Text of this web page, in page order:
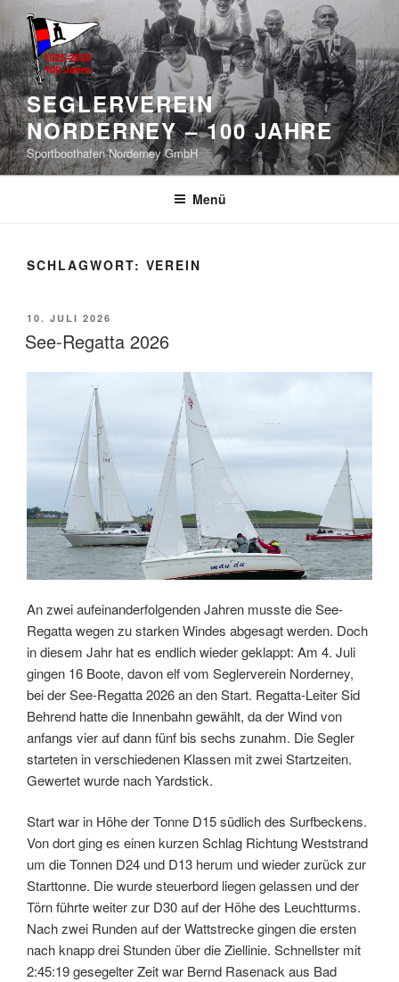
Inhalt
springen
SEGLERVEREIN
NORDERNEY – 100 JAHRE
Sportboothafen Norderney GmbH
Menü
SCHLAGWORT: VEREIN
VERÖFFENTLICHT
AM
10. JULI 2026
See-Regatta 2026
An zwei aufeinanderfolgenden Jahren musste die See-
Regatta wegen zu starken Windes abgesagt werden. Doch
in diesem Jahr hat es endlich wieder geklappt: Am 4. Juli
gingen 16 Boote, davon elf vom Seglerverein Norderney,
bei der See-Regatta 2026 an den Start. Regatta-Leiter Sid
Behrend hatte die Innenbahn gewählt, da der Wind von
anfangs vier auf dann fünf bis sechs zunahm. Die Segler
starteten in verschiedenen Klassen mit zwei Startzeiten.
Gewertet wurde nach Yardstick.
Start war in Höhe der Tonne D15 südlich des Surfbeckens.
Von dort ging es einen kurzen Schlag Richtung Weststrand
um die Tonnen D24 und D13 herum und wieder zurück zur
Starttonne. Die wurde steuerbord liegen gelassen und der
Törn führte weiter zur D30 auf der Höhe des Leuchtturms.
Nach zwei Runden auf der Wattstrecke gingen die ersten
nach knapp drei Stunden über die Ziellinie. Schnellster mit
2:45:19 gesegelter Zeit war Bernd Rasenack aus Bad